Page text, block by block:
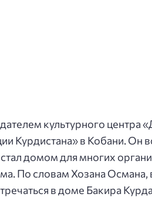
культурного центра
Курдистана» в Кобани. Он
домом для многих
По словам Хозана Османа,
в доме Бакира